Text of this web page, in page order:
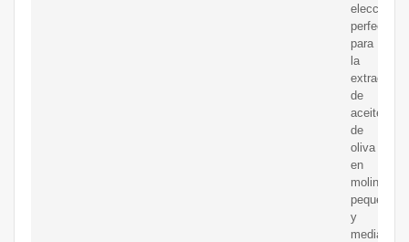
elección
perfecta
para
la
extracción
de
aceite
de
oliva
en
molinos
pequeños
y
medianos.